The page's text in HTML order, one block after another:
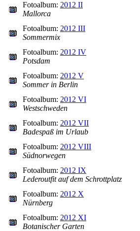
Fotoalbum: 2012 II
Mallorca
Fotoalbum: 2012 III
Sommermix
Fotoalbum: 2012 IV
Potsdam
Fotoalbum: 2012 V
Sommer in Berlin
Fotoalbum: 2012 VI
Westschweden
Fotoalbum: 2012 VII
Badespaß im Urlaub
Fotoalbum: 2012 VIII
Südnorwegen
Fotoalbum: 2012 IX
Lederoutfit auf dem Schrottplatz
Fotoalbum: 2012 X
Nürnberg
Fotoalbum: 2012 XI
Botanischer Garten